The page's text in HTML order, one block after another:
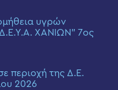
υγρών
ΧΑΝΙΩΝ” 7ος
περιοχή της Δ.Ε.
2026